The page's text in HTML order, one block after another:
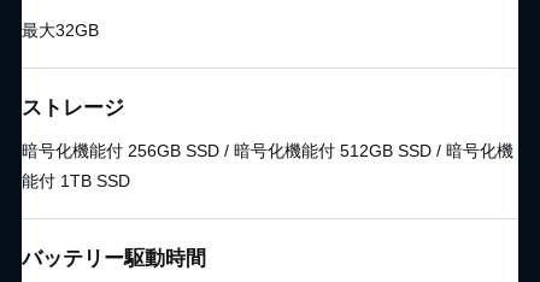
最大32GB
ストレージ
暗号化機能付 256GB SSD / 暗号化機能付 512GB SSD / 暗号化機
能付 1TB SSD
バッテリー駆動時間